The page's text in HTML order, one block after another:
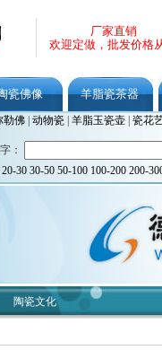
厂家直销
欢迎定做，批发价格
瓷佛像 羊脂瓷茶器
勒佛| 动物瓷| 羊脂玉瓷壶| 瓷花
：
20-30 30-50 50-100 100-200 200-
陶瓷文化